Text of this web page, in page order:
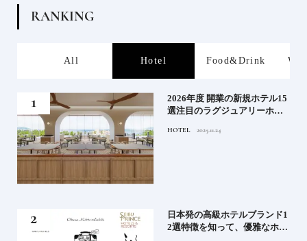
RANKING
All Hotel Food&Drink
2026年度 開業の新規ホテル15
選注目のラグジュアリーホテ
ィホテルまでご紹介【前編】
HOTEL 2025.11.24
日本発の高級ホテルブランド1
2選特徴を知って、優雅なホテ